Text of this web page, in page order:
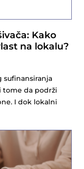
Kako
na lokalu?
sufinansiranja
tome da podrži
I dok lokalni